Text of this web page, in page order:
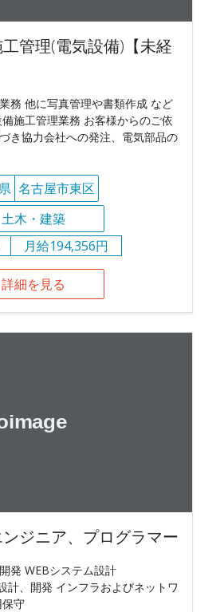
管理(電気設備)【未経
務 他に写真管理や書類作成 など
施工管理業務 お客様からのご依
き協力会社への発注、電気部品の
名古屋市東区
土木・建築
月給194,356円
詳細を見る
ジニア、プログラマー
発 WEBシステム設計
計、開発 インフラおよびネットワ
守